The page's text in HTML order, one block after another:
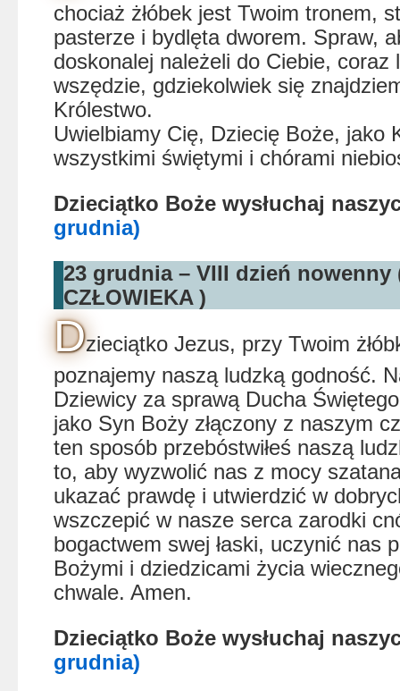
chociaż żłóbek jest Twoim tronem,
pasterze i bydlęta dworem. Spraw,
doskonalej należeli do Ciebie, coraz
wszędzie, gdziekolwiek się
Królestwo.
Uwielbiamy Cię, Dziecię Boże, jako
wszystkimi świętymi i chórami
Dzieciątko Boże wysłuchaj
grudnia)
23 grudnia – VIII dzień nowenny
CZŁOWIEKA )
Dzieciątko Jezus, przy Twoim
poznajemy naszą ludzką godność.
Dziewicy za sprawą Ducha
jako Syn Boży złączony z naszym
ten sposób przebóstwiłeś naszą
to, aby wyzwolić nas z mocy
ukazać prawdę i utwierdzić w
wszczepić w nasze serca zarodki
bogactwem swej łaski, uczynić nas
Bożymi i dziedzicami życia
chwale. Amen.
Dzieciątko Boże wysłuchaj
grudnia)